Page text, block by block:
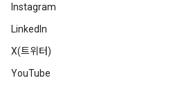
Instagram
LinkedIn
X(트위터)
YouTube